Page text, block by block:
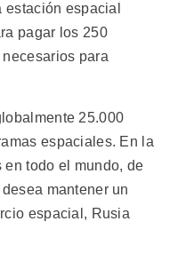
espacial
pagar los 250
para
25.000
espaciales. En la
todo el mundo, de
mantener un
espacial, Rusia